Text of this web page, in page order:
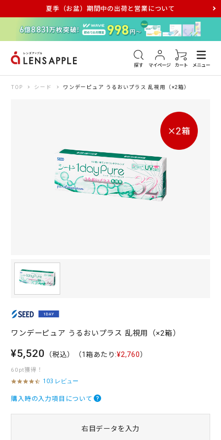
夏季（お盆）期間中の出荷と営業について
探す マイページ カート メニュー
アキュビュー メダリスト メガネ
TOP シード ワンデーピュア うるおいプラス 乱視用（×2箱）
ワンデーピュア うるおいプラス 乱視用（×2箱）
¥5,520 （税込） （1箱あたり:¥2,760）
60pt獲得！
4
6
t
103 レビュー
購入時の入力項目について
右目データを入力